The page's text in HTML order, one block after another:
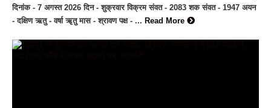
दिनांक - 7 अगस्त 2026 दिन - शुक्रवार विक्रम संवत - 2083 शक संवत - 1947 अयन
- दक्षिण ऋतु - वर्षा ॠतु मास - श्रावण पक्ष - ... Read More